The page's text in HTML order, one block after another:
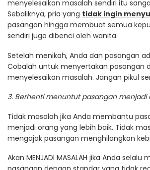
menyelesaikan masalah sendiri itu
Sebaliknya, pria yang tidak ingin
pasangan hingga membuat semua
sendiri juga dibenci oleh wanita.
Setelah menikah, Anda dan pasangan
Cobalah untuk menyertakan pasangan
menyelesaikan masalah. Jangan pikul
3. Berhenti menuntut pasangan menjadi
Tidak masalah jika Anda membantu
menjadi orang yang lebih baik. Tidak
mengajak pasangan menghilangkan
Akan MENJADI MASALAH jika Anda selalu